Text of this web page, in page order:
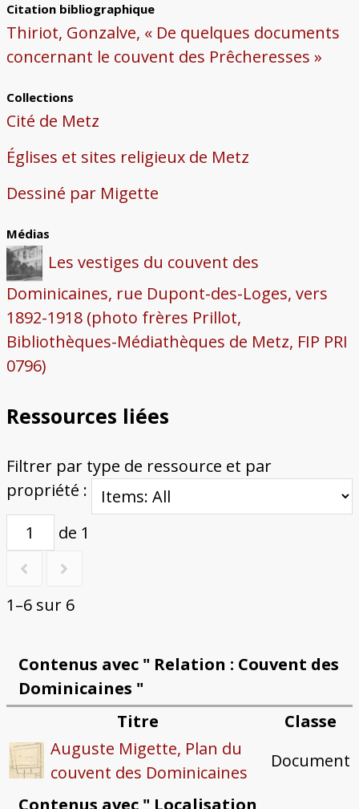
Citation bibliographique
Thiriot, Gonzalve, « De quelques documents
concernant le couvent des Prêcheresses »
Collections
Cité de Metz
Églises et sites religieux de Metz
Dessiné par Migette
Médias
Les vestiges du couvent des
Dominicaines, rue Dupont-des-Loges, vers
1892-1918 (photo frères Prillot,
Bibliothèques-Médiathèques de Metz, FIP PRI
0796)
Ressources liées
Filtrer par type de ressource et par
propriété :
de 1
1–6 sur 6
Contenus avec " Relation : Couvent des
Dominicaines "
Titre
Classe
Auguste Migette, Plan du
couvent des Dominicaines
Document